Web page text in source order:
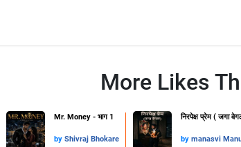
More Likes
Mr. Money - भाग 1
by Shivraj Bhokare
निरपेक्ष प्रेम ( जगा
by manasvi